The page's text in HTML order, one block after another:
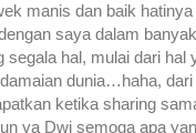
manis dan baik
saya dalam
hal, mulai dari
dunia…haha,
ketika sharing
ya Dwi semoga apa